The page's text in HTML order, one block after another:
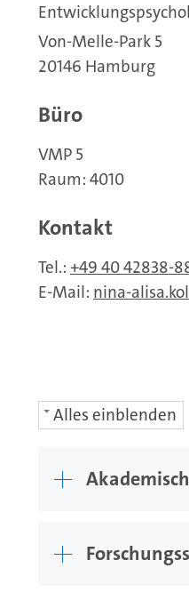
Von-Melle-Park 5
20146 Hamburg
Büro
VMP 5
Raum: 4010
Kontakt
Tel.: +49 40 42838-
E-Mail: nina-
Alles einblenden